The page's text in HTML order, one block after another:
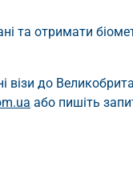
та отримати
до
або пишіть